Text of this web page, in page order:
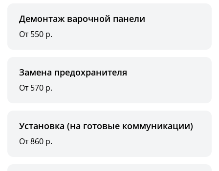
Демонтаж варочной панели
От 550 р.
Замена предохранителя
От 570 р.
Установка (на готовые коммуникации)
От 860 р.